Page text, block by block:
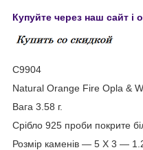
Купуйте через наш сайт і
С9904
Natural Orange Fire Opla &
Вага 3.58 г.
Срібло 925 проби покрите
Розмір каменів — 5 X 3 —